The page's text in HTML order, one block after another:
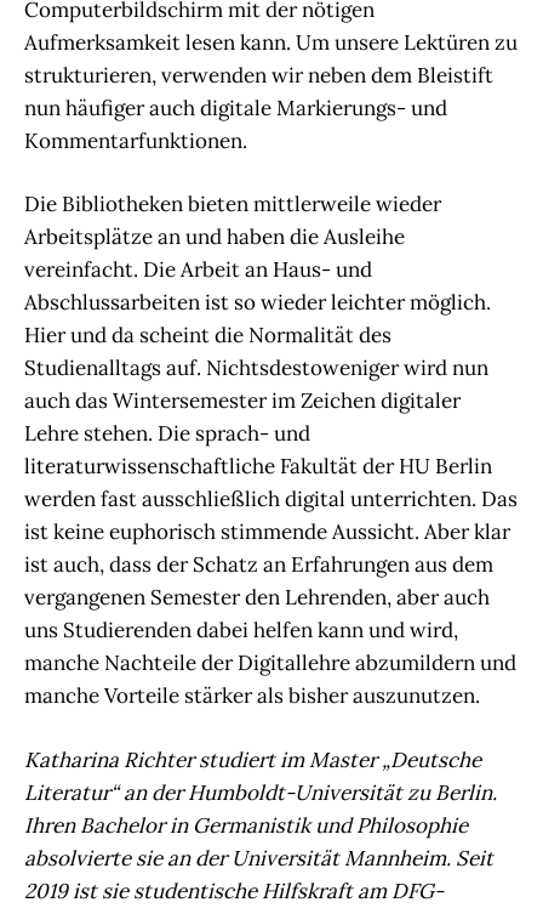
Computerbildschirm mit der nötigen
Aufmerksamkeit lesen kann. Um unsere Lektüren zu
strukturieren, verwenden wir neben dem Bleistift
nun häufiger auch digitale Markierungs- und
Kommentarfunktionen.
Die Bibliotheken bieten mittlerweile wieder
Arbeitsplätze an und haben die Ausleihe
vereinfacht. Die Arbeit an Haus- und
Abschlussarbeiten ist so wieder leichter möglich.
Hier und da scheint die Normalität des
Studienalltags auf. Nichtsdestoweniger wird nun
auch das Wintersemester im Zeichen digitaler
Lehre stehen. Die sprach- und
literaturwissenschaftliche Fakultät der HU Berlin
werden fast ausschließlich digital unterrichten. Das
ist keine euphorisch stimmende Aussicht. Aber klar
ist auch, dass der Schatz an Erfahrungen aus dem
vergangenen Semester den Lehrenden, aber auch
uns Studierenden dabei helfen kann und wird,
manche Nachteile der Digitallehre abzumildern und
manche Vorteile stärker als bisher auszunutzen.
Katharina Richter studiert im Master „Deutsche
Literatur“ an der Humboldt-Universität zu Berlin.
Ihren Bachelor in Germanistik und Philosophie
absolvierte sie an der Universität Mannheim. Seit
2019 ist sie studentische Hilfskraft am DFG-